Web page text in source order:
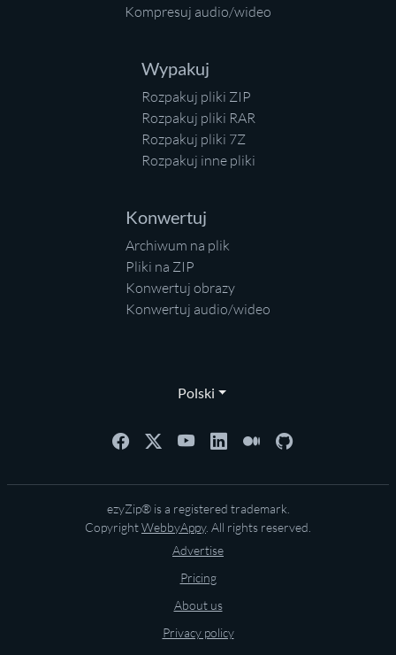
Kompresuj audio/wideo
Wypakuj
Rozpakuj pliki ZIP
Rozpakuj pliki RAR
Rozpakuj pliki 7Z
Rozpakuj inne pliki
Konwertuj
Archiwum na plik
Pliki na ZIP
Konwertuj obrazy
Konwertuj audio/wideo
Polski
ezyZip® is a registered trademark.
CopyrightWebbyAppy. All rights reserved.
Advertise
Pricing
About us
Privacy policy